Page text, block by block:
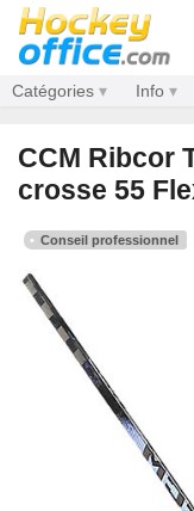
Catégories Info
CCM Ribcor
crosse 55
Conseil professionnel